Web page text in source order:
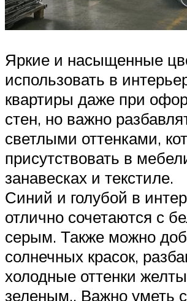
Яркие и насыщенные
использовать в
квартиры даже при
стен, но важно
светлыми оттенками,
присутствовать в
занавесках и текстиле.
Синий и голубой в
отлично сочетаются с
серым. Также можно
солнечных красок,
холодные оттенки
зеленым.. Важно уметь